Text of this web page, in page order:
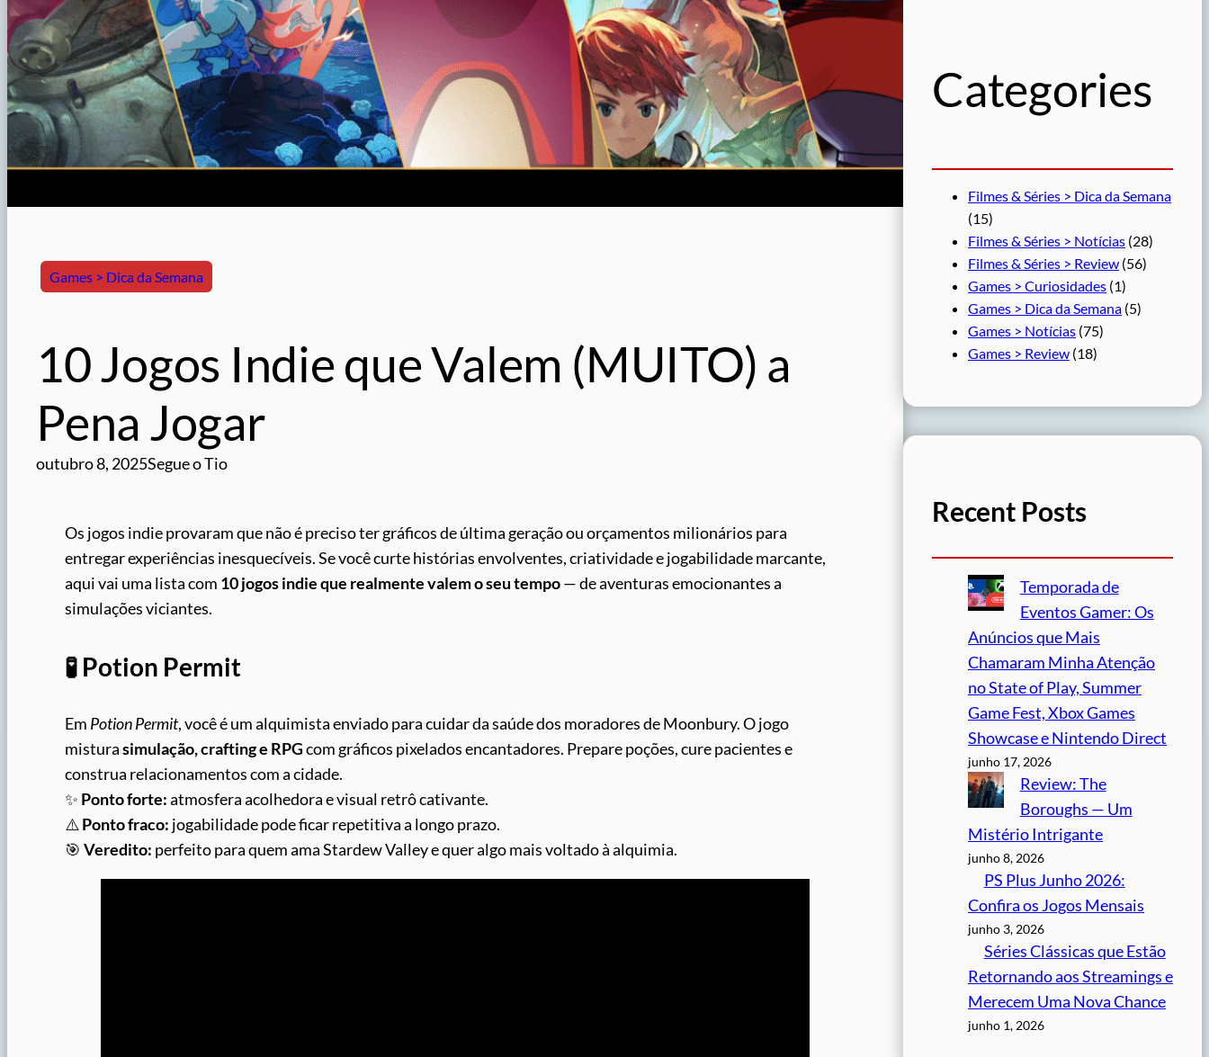
Games > Dica da Semana
10 Jogos Indie que Valem (MUITO) a
Pena Jogar
outubro 8, 2025Segue o Tio
Os jogos indie provaram que não é preciso ter gráficos de última geração ou orçamentos milionários para
entregar experiências inesquecíveis. Se você curte histórias envolventes, criatividade e jogabilidade marcante,
aqui vai uma lista com 10 jogos indie que realmente valem o seu tempo— de aventuras emocionantes a
simulações viciantes.
🧪 Potion Permit
Em Potion Permit, você é um alquimista enviado para cuidar da saúde dos moradores de Moonbury. O jogo
misturasimulação, crafting e RPGcom gráficos pixelados encantadores. Prepare poções, cure pacientes e
construa relacionamentos com a cidade.
✨ Ponto forte:atmosfera acolhedora e visual retrô cativante.
⚠️Ponto fraco: jogabilidade pode ficar repetitiva a longo prazo.
🎯 Veredito: perfeito para quem ama Stardew Valley e quer algo mais voltado à alquimia.
a
r
Categories
Filmes & Séries > Dica da Semana
(15)
Filmes & Séries > Notícias (28)
Filmes & Séries > Review (56)
Games > Curiosidades (1)
Games > Dica da Semana (5)
Games > Notícias (75)
Games > Review (18)
Recent Posts
Temporada de
Eventos Gamer: Os
Anúncios que Mais
Chamaram Minha Atenção
no State of Play, Summer
Game Fest, Xbox Games
Showcase e Nintendo Direct
junho 17, 2026
Review: The
Boroughs — Um
Mistério Intrigante
junho 8, 2026
PS Plus Junho 2026:
Confira os Jogos Mensais
junho 3, 2026
Séries Clássicas que Estão
Retornando aos Streamings e
Merecem Uma Nova Chance
junho 1, 2026